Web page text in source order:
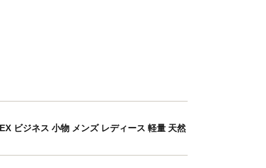
ビジネス 小物 メンズ レディース 軽量 天然